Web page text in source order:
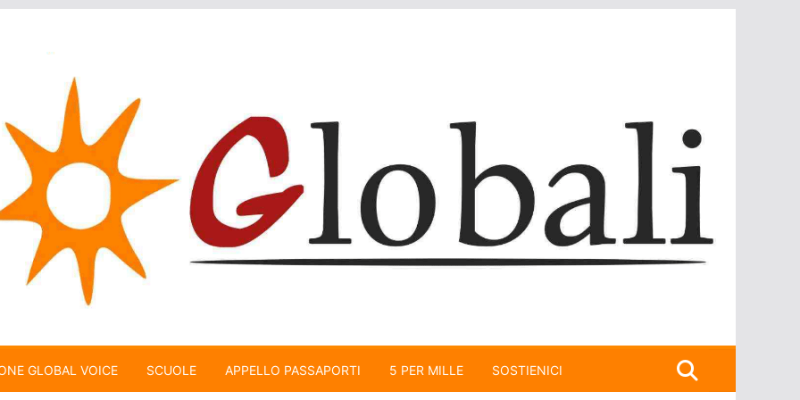
GLOBAL VOICE SCUOLE APPELLO PASSAPORTI 5 PER MILLE SOSTIENICI